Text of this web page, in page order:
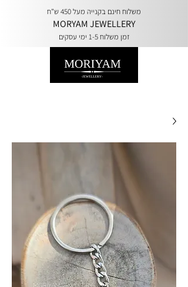
משלוח חינם בקנייה מעל 450 ש"ח
MORYAM JEWELLERY
זמן משלוח 1-5 ימי עסקים